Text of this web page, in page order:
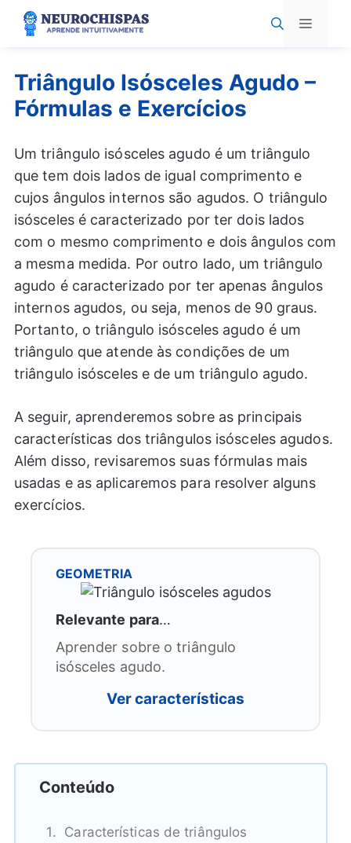
Pular
para
Menu
Triângulo Isósceles Agudo –
Fórmulas e Exercícios
Um triângulo isósceles agudo é um triângulo
que tem dois lados de igual comprimento e
cujos ângulos internos são agudos. O triângulo
isósceles é caracterizado por ter dois lados
com o mesmo comprimento e dois ângulos com
a mesma medida. Por outro lado, um triângulo
agudo é caracterizado por ter apenas ângulos
internos agudos, ou seja, menos de 90 graus.
Portanto, o triângulo isósceles agudo é um
triângulo que atende às condições de um
triângulo isósceles e de um triângulo agudo.
A seguir, aprenderemos sobre as principais
características dos triângulos isósceles agudos.
Além disso, revisaremos suas fórmulas mais
usadas e as aplicaremos para resolver alguns
exercícios.
GEOMETRIA
Relevante para…
Aprender sobre o triângulo
isósceles agudo.
Ver características
Conteúdo
Características de triângulos